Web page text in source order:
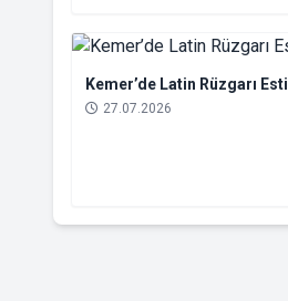
Kemer’de Latin Rüzgarı Esti
27.07.2026